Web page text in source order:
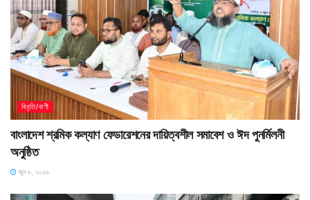
বিবৃতি/বাণী
বাংলাদেশ শ্রমিক কল্যাণ ফেডারেশনের দায়িত্বশীল সমাবেশ ও ঈদ পুনর্মিলনী
অনুষ্ঠিত
জুন ৮, ২০২৬